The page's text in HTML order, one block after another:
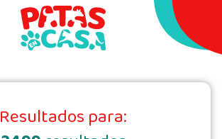
Resultados para: